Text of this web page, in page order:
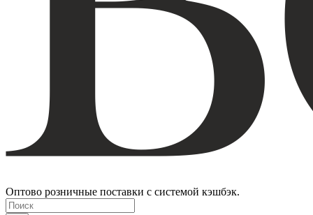
Оптово розничные поставки с системой кэшбэк.